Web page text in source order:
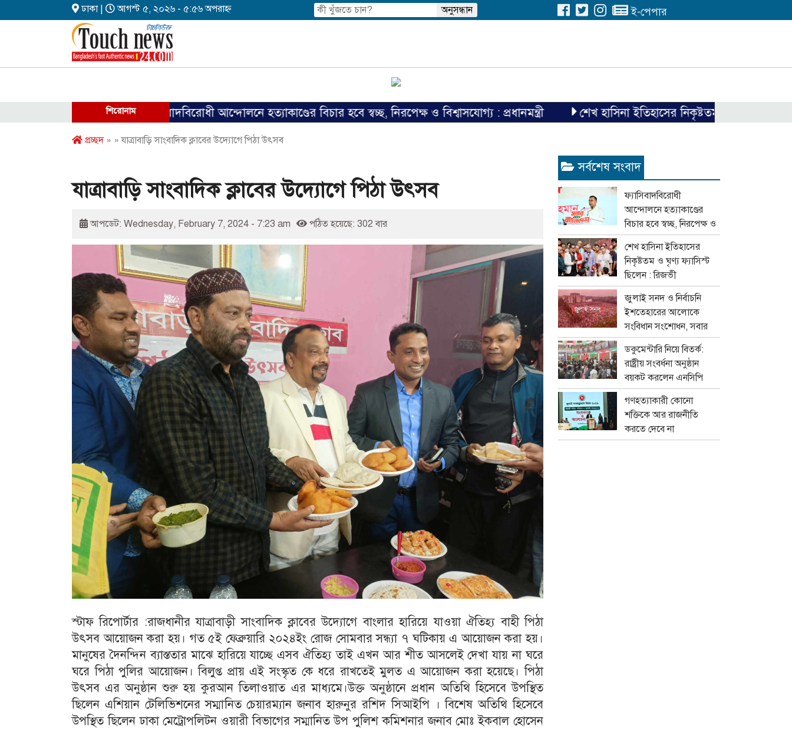
ঢাকা | আগস্ট ৫, ২০২৬ - ৫:৫৬ অপরাহ্ন ই-পেপার
শিরোনাম
ফ্যাসিবাদবিরোধী আন্দোলনে হত্যাকাণ্ডের বিচার হবে স্বচ্ছ, নিরপেক্ষ ও বিশ্বাসযোগ্য : প্রধানমন্ত্রী শেখ হাসিনা ইতিহাসের নিকৃষ্টতম ও ঘৃণ্য ফ্যাসিস্ট
প্রচ্ছদ» » যাত্রাবাড়ি সাংবাদিক ক্লাবের উদ্যোগে পিঠা উৎসব
যাত্রাবাড়ি সাংবাদিক ক্লাবের উদ্যোগে পিঠা উৎসব
আপডেট: Wednesday, February 7, 2024 - 7:23 am পঠিত হয়েছে: 302 বার
স্টাফ রিপোর্টার :রাজধানীর যাত্রাবাড়ী সাংবাদিক ক্লাবের উদ্যোগে বাংলার হারিয়ে যাওয়া ঐতিহ্য বাহী পিঠা
উৎসব আয়োজন করা হয়। গত ৫ই ফেব্রুয়ারি ২০২৪ইং রোজ সোমবার সন্ধ্যা ৭ ঘটিকায় এ আয়োজন করা হয়।
মানুষের দৈনন্দিন ব্যাস্ততার মাঝে হারিয়ে যাচ্ছে এসব ঐতিহ্য তাই এখন আর শীত আসলেই দেখা যায় না ঘরে
ঘরে পিঠা পুলির আয়োজন। বিলুপ্ত প্রায় এই সংস্কৃত কে ধরে রাখতেই মুলত এ আয়োজন করা হয়েছে। পিঠা
উৎসব এর অনুষ্ঠান শুরু হয় কুরআন তিলাওয়াত এর মাধ্যমে।উক্ত অনুষ্ঠানে প্রধান অতিথি হিসেবে উপস্থিত
ছিলেন এশিয়ান টেলিভিশনের সম্মানিত চেয়ারম্যান জনাব হারুনুর রশিদ সিআইপি । বিশেষ অতিথি হিসেবে
উপস্থিত ছিলেন ঢাকা মেট্রোপলিটন ওয়ারী বিভাগের সম্মানিত উপ পুলিশ কমিশনার জনাব মোঃ ইকবাল হোসেন
সর্বশেষ সংবাদ
ফ্যাসিবাদবিরোধী
আন্দোলনে হত্যাকাণ্ডের
বিচার হবে স্বচ্ছ, নিরপেক্ষ ও
বিশ্বাসযোগ্য : প্রধানমন্ত্রী
শেখ হাসিনা ইতিহাসের
নিকৃষ্টতম ও ঘৃণ্য ফ্যাসিস্ট
ছিলেন : রিজভী
জুলাই সনদ ও নির্বাচনি
ইশতেহারের আলোকে
সংবিধান সংশোধন, সবার
মতামত নেবে বিশেষ কমিটি
ডকুমেন্টারি নিয়ে বিতর্ক:
রাষ্ট্রীয় সংবর্ধনা অনুষ্ঠান
বয়কট করলেন এনসিপি
নেতারা
গণহত্যাকারী কোনো
শক্তিকে আর রাজনীতি
করতে দেবে না
জনগণ:স্বরাষ্ট্রমন্ত্রী